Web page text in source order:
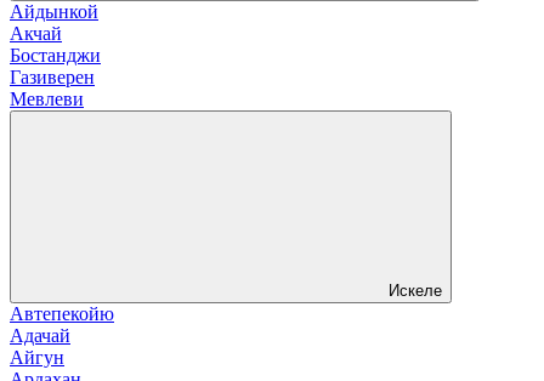
Айдынкой
Акчай
Бостанджи
Газиверен
Мевлеви
Искеле
Автепекойю
Адачай
Айгун